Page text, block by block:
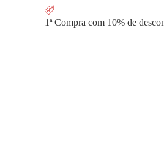
1ª Compra com 10% de